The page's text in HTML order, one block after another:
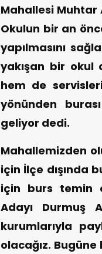
Mahallesi Muhtar
Okulun bir an
yapılmasını
yakışan bir okul
hem de
yönünden
geliyor dedi.
Mahallemizden
için İlçe dışında
için burs temin
Adayı Durmuş
kurumlarıyla
olacağız.